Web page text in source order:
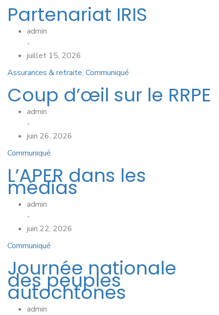
Partenariat IRIS
admin
-
juillet 15, 2026
Assurances & retraite, Communiqué
Coup d’œil sur le RRPE
admin
-
juin 26, 2026
Communiqué
L’APER dans les
médias
admin
-
juin 22, 2026
Communiqué
Journée nationale
des peuples
autochtones
admin